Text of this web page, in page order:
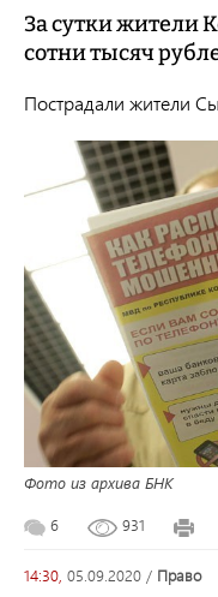
За сутки жители
сотни тысяч
Пострадали жители
Фото из архива БНК
6 931
14:30, 05.09.2020 / право